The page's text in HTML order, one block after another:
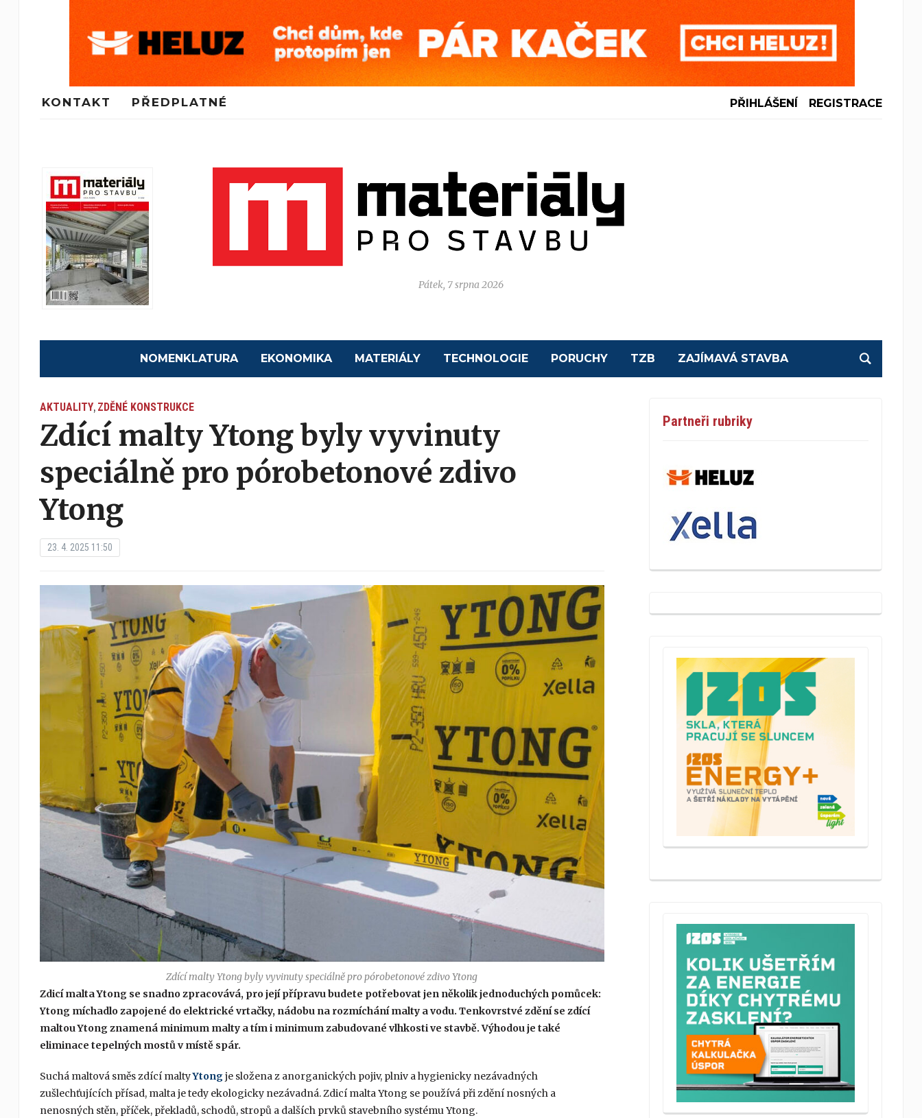
KONTAKT PŘEDPLATNÉ PŘIHLÁŠENÍ REGISTRACE
Pátek, 7 srpna 2026
NOMENKLATURA EKONOMIKA MATERIÁLY TECHNOLOGIE PORUCHY TZB ZAJÍMAVÁ STAVBA
AKTUALITY, ZDĚNÉ KONSTRUKCE
Zdící malty Ytong byly vyvinuty
speciálně pro pórobetonové zdivo
Ytong
23. 4. 2025 11:50
Zdící malty Ytong byly vyvinuty speciálně pro pórobetonové zdivo Ytong
Zdicí malta Ytong se snadno zpracovává, pro její přípravu budete potřebovat jen několik jednoduchých pomůcek:
Ytong míchadlo zapojené do elektrické vrtačky, nádobu na rozmíchání malty a vodu. Tenkovrstvé zdění se zdící
maltou Ytong znamená minimum malty a tím i minimum zabudované vlhkosti ve stavbě. Výhodou je také
eliminace tepelných mostů v místě spár.
Suchá maltová směs zdící maltyYtongje složena z anorganických pojiv, plniv a hygienicky nezávadných
zušlechťujících přísad, malta je tedy ekologicky nezávadná. Zdicí malta Ytong se používá při zdění nosných a
nenosných stěn, příček, překladů, schodů, stropů a dalších prvků stavebního systému Ytong.
Partneři rubriky